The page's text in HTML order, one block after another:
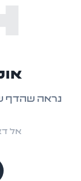
נראה שהדף
אל